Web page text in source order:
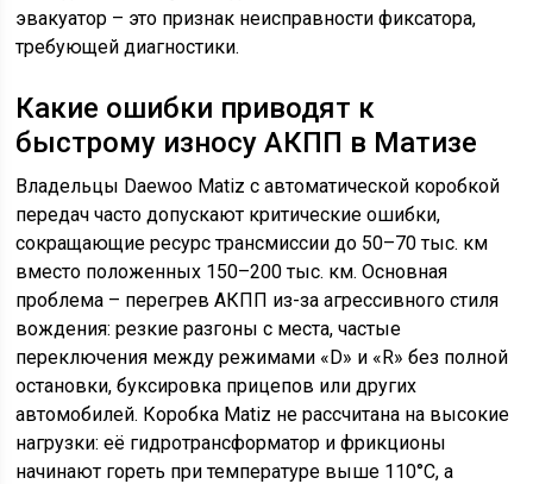
эвакуатор – это признак неисправности фиксатора,
требующей диагностики.
Какие ошибки приводят к
быстрому износу АКПП в Матизе
Владельцы Daewoo Matiz с автоматической коробкой
передач часто допускают критические ошибки,
сокращающие ресурс трансмиссии до 50–70 тыс. км
вместо положенных 150–200 тыс. км. Основная
проблема – перегрев АКПП из-за агрессивного стиля
вождения: резкие разгоны с места, частые
переключения между режимами «D» и «R» без полной
остановки, буксировка прицепов или других
автомобилей. Коробка Matiz не рассчитана на высокие
нагрузки: её гидротрансформатор и фрикционы
начинают гореть при температуре выше 110°C, а